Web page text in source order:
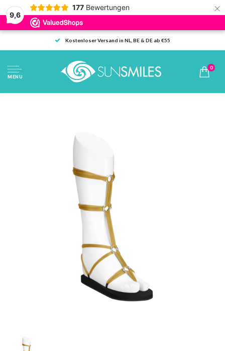
9,6
177 Bewertungen ×
Kostenloser Versand in NL, BE & DE ab €55
MENU
0